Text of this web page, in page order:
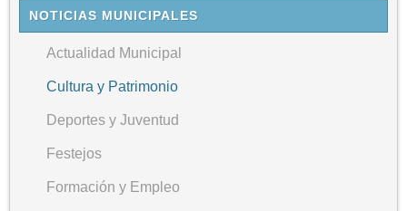
NOTICIAS MUNICIPALES
Actualidad Municipal
Cultura y Patrimonio
Deportes y Juventud
Festejos
Formación y Empleo